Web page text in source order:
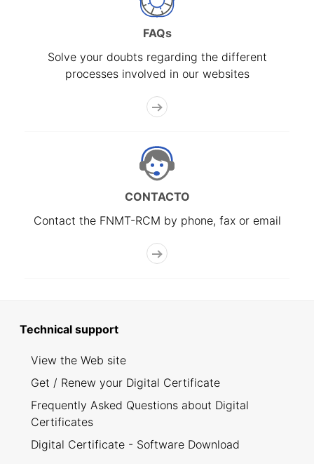
FAQs
Solve your doubts regarding the different
processes involved in our websites
CONTACTO
Contact the FNMT-RCM by phone, fax or email
Technical support
View the Web site
Get / Renew your Digital Certificate
Frequently Asked Questions about Digital
Certificates
Digital Certificate - Software Download